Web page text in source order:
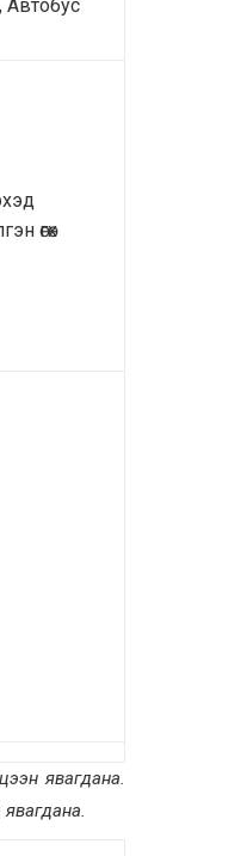
Автобус
өгөх
явагдана.
явагдана.